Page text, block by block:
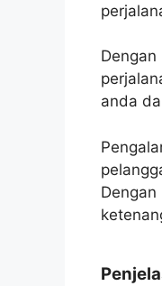
anda